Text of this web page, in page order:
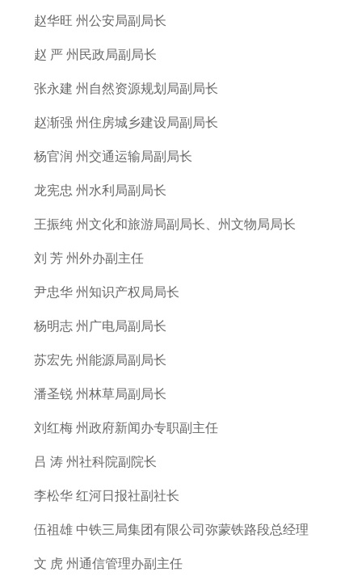
赵华旺 州公安局副局长
赵 严 州民政局副局长
张永建 州自然资源规划局副局长
赵渐强 州住房城乡建设局副局长
杨官润 州交通运输局副局长
龙宪忠 州水利局副局长
王振纯 州文化和旅游局副局长、州文物局局长
刘 芳 州外办副主任
尹忠华 州知识产权局局长
杨明志 州广电局副局长
苏宏先 州能源局副局长
潘圣锐 州林草局副局长
刘红梅 州政府新闻办专职副主任
吕 涛 州社科院副院长
李松华 红河日报社副社长
伍祖雄 中铁三局集团有限公司弥蒙铁路段总经理
文 虎 州通信管理办副主任